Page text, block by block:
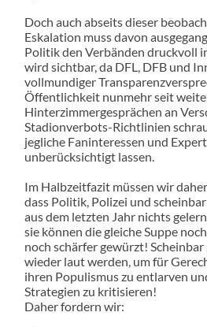
Doch auch abseits dieser
Eskalation muss davon
Politik den Verbänden druckvoll
wird sichtbar, da DFL, DFB und
vollmundiger
Öffentlichkeit nunmehr seit
Hinterzimmergesprächen an
Stadionverbots-Richtlinien
jegliche Faninteressen und
unberücksichtigt lassen.
Im Halbzeitfazit müssen wir
dass Politik, Polizei und
aus dem letzten Jahr nichts
sie können die gleiche Suppe
noch schärfer gewürzt!
wieder laut werden, um für
ihren Populismus zu entlarven
Strategien zu kritisieren!
Daher fordern wir: